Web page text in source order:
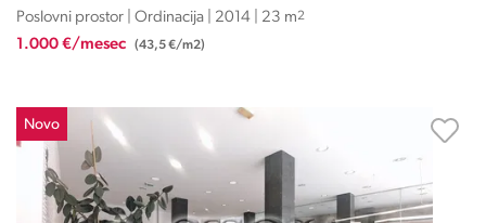
Poslovni prostor | Ordinacija | 2014 | 23 m2
1.000 €/mesec (43,5 €/m2)
Novo